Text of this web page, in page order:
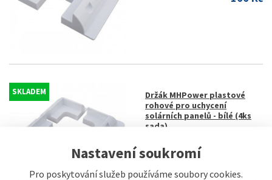
Nastavení soukromí
Pro poskytování služeb používáme soubory cookies.
SKLADEM
Držák MHPower plastové
rohové pro uchycení
solárních panelů - bílé (4ks
sada)